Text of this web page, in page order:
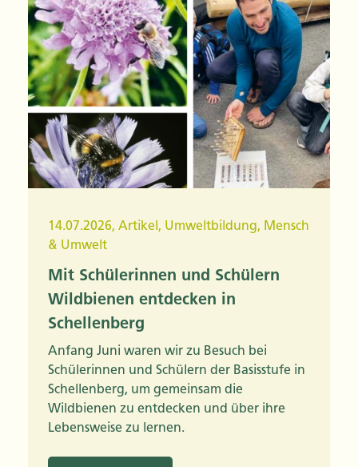
14.07.2026, Artikel, Umweltbildung, Mensch
& Umwelt
Mit Schülerinnen und Schülern
Wildbienen entdecken in
Schellenberg
Anfang Juni waren wir zu Besuch bei
Schülerinnen und Schülern der Basisstufe in
Schellenberg, um gemeinsam die
Wildbienen zu entdecken und über ihre
Lebensweise zu lernen.